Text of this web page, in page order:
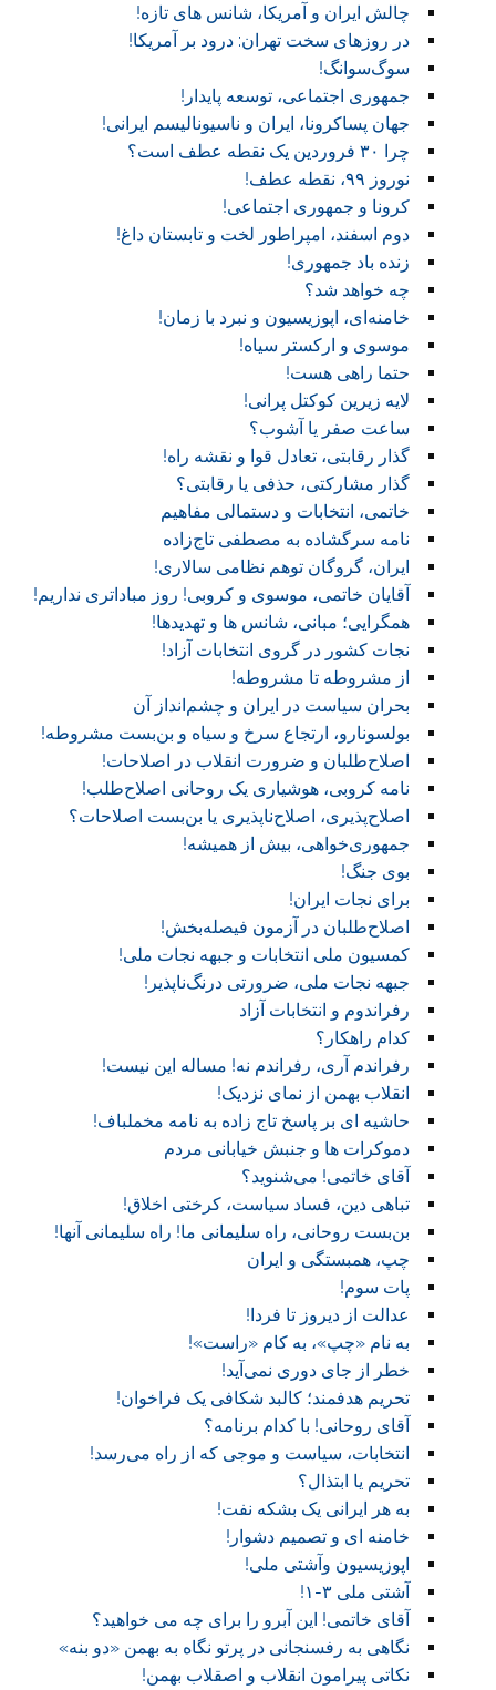
چالش ایران و آمریکا، شانس های تازه!
در روز‌های سخت تهران: درود بر آمریکا!
سوگ‌‌سوانگ!‏
جمهوری اجتماعی، توسعه پایدار!
جهان پساکرونا، ایران و ناسیونالیسم ایرانی!
چرا ۳۰ فروردین یک نقطه عطف است؟
نوروز ۹۹، نقطه عطف!‏
کرونا و جمهوری اجتماعی!‏
دوم اسفند، امپراطور لخت و تابستان داغ!
زنده باد جمهوری!
چه خواهد شد؟
خامنه‌ای، اپوزیسیون و نبرد با زمان!
موسوی و ارکستر سیاه!
حتما راهی هست!
لایه زیرین کوکتل پرانی!
ساعت صفر یا آشوب؟
گذار رقابتی، تعادل قوا و نقشه راه!‏
گذار مشارکتی، حذفی یا رقابتی؟
خاتمی، انتخابات و دستمالی مفاهیم
نامه سرگشاده به مصطفی تاج‌زاده
ایران، گروگان توهم نظامی سالاری!
آقایان خاتمی، موسوی و کروبی! روز مباداتری نداریم!‏
همگرایی؛ مبانی، شانس ها و تهدیدها!
نجات کشور در گروی انتخابات آزاد!
از مشروطه تا مشروطه!
بحران سیاست در ایران و چشم‌انداز آن
بولسونارو، ارتجاع سرخ و سیاه و بن‌بست مشروطه!
اصلاح‌طلبان و ضرورت انقلاب در اصلاحات!
نامه کروبی، هوشیاری یک روحانی اصلاح‌طلب!
اصلاح‌پذیری، اصلاح‌ناپذیری یا بن‌بست اصلاحات؟
جمهوری‌خواهی، بیش از همیشه!
بوی جنگ!
برای نجات ایران!
اصلاح‌طلبان در آزمون فیصله‌بخش!
کمسیون ملی انتخابات و جبهه نجات ملی!
جبهه نجات ملی، ضرورتی درنگ‌ناپذیر!
رفراندوم و انتخابات آزاد
کدام راهکار؟
رفراندم آری، رفراندم نه! مساله این نیست!
انقلاب بهمن از نمای نزدیک!
حاشیه ای بر پاسخ تاج زاده به نامه مخملباف!
دموکرات ها و جنبش خیابانی مردم
آقای خاتمی! می‌شنوید؟
تباهی دین، فساد سیاست، کرختی اخلاق!
بن‌بست روحانی، راه سلیمانی ما! راه سلیمانی آنها!
چپ، همبستگی و ایران
پات سوم!
عدالت از دیروز تا فردا!
به نام «چپ»، به کام «راست»!
خطر از جای دوری نمی‌آید!
تحریم هدفمند؛ کالبد شکافی یک فراخوان!
آقای روحانی! با کدام برنامه؟
انتخابات، سیاست و موجی که از راه می‌رسد!
تحریم یا ابتذال؟
به هر ایرانی یک بشکه نفت!
خامنه ای و تصمیم دشوار!
اپوزیسیون وآشتی ملی!
آشتی ملی ۳-۱!
آقای خاتمی! این آبرو را برای چه می خواهید؟
نگاهی به رفسنجانی در پرتو نگاه به بهمن «دو بنه»
نکاتی پیرامون انقلاب و اصقلاب بهمن!